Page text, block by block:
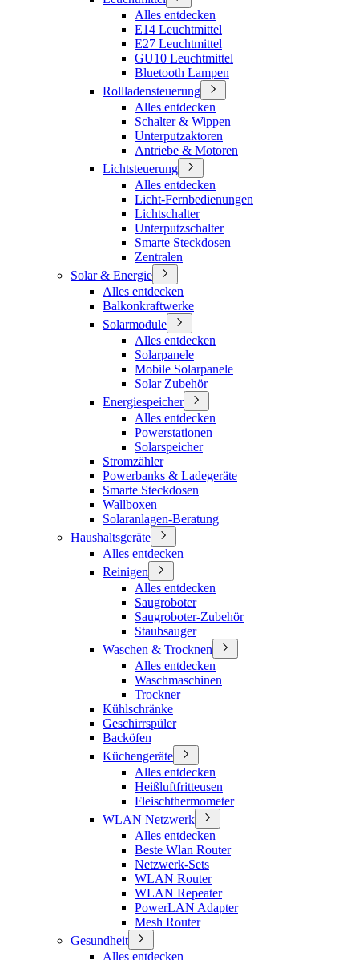
Alles entdecken
E14 Leuchtmittel
E27 Leuchtmittel
GU10 Leuchtmittel
Bluetooth Lampen
Rollladensteuerung
Alles entdecken
Schalter & Wippen
Unterputzaktoren
Antriebe & Motoren
Lichtsteuerung
Alles entdecken
Licht-Fernbedienungen
Lichtschalter
Unterputzschalter
Smarte Steckdosen
Zentralen
Solar & Energie
Alles entdecken
Balkonkraftwerke
Solarmodule
Alles entdecken
Solarpanele
Mobile Solarpanele
Solar Zubehör
Energiespeicher
Alles entdecken
Powerstationen
Solarspeicher
Stromzähler
Powerbanks & Ladegeräte
Smarte Steckdosen
Wallboxen
Solaranlagen-Beratung
Haushaltsgeräte
Alles entdecken
Reinigen
Alles entdecken
Saugroboter
Saugroboter-Zubehör
Staubsauger
Waschen & Trocknen
Alles entdecken
Waschmaschinen
Trockner
Kühlschränke
Geschirrspüler
Backöfen
Küchengeräte
Alles entdecken
Heißluftfritteusen
Fleischthermometer
WLAN Netzwerk
Alles entdecken
Beste Wlan Router
Netzwerk-Sets
WLAN Router
WLAN Repeater
PowerLAN Adapter
Mesh Router
Gesundheit
Alles entdecken